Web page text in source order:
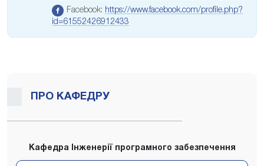
Facebook: https://www.facebook.com/profile.php?
id=61552426912433
ПРО КАФЕДРУ
Кафедра Інженерії програмного забезпечення